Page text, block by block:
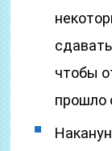
чтобы
прошло